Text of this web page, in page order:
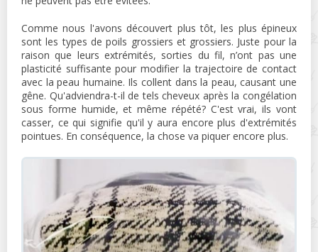
Comme nous l'avons découvert plus tôt, les plus épineux
sont les types de poils grossiers et grossiers. Juste pour la
raison que leurs extrémités, sorties du fil, n’ont pas une
plasticité suffisante pour modifier la trajectoire de contact
avec la peau humaine. Ils collent dans la peau, causant une
gêne. Qu'adviendra-t-il de tels cheveux après la congélation
sous forme humide, et même répété? C'est vrai, ils vont
casser, ce qui signifie qu'il y aura encore plus d'extrémités
pointues. En conséquence, la chose va piquer encore plus.